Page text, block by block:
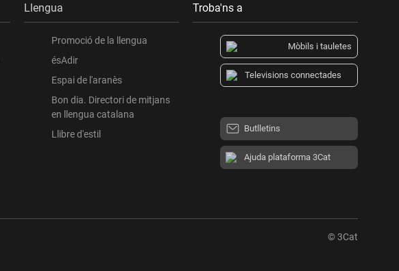
Llengua
Promoció de la llengua
ésAdir
Espai de l'aranès
Bon dia. Directori de mitjans
en llengua catalana
Llibre d'estil
Troba'ns a
Mòbils i tauletes
Televisions connectades
Butlletins
Ajuda plataforma 3Cat
© 3Cat